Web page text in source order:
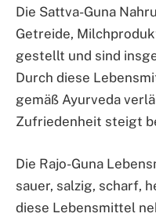
Die Sattva-Guna
Getreide,
gestellt und sind
Durch diese
gemäß Ayurveda
Zufriedenheit steigt
Die Rajo-Guna
sauer, salzig, scharf,
diese Lebensmittel